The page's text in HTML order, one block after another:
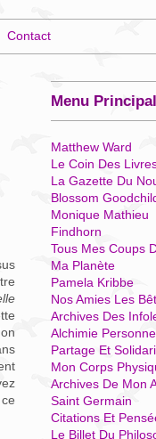
Contact
Menu Principal
Matthew Ward
Le Coin Des
La Gazette Du
Blossom
Monique Mathieu
Findhorn
Tous Mes Coups
Ma Planète
Pamela Kribbe
Nos Amies Les
Archives Des
Alchimie
Partage Et
Mon Corps
Archives De Mon
Saint Germain
Citations Et
Le Billet Du